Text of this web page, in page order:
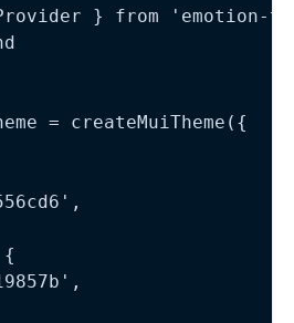
} from 'emotion-
= createMuiTheme({